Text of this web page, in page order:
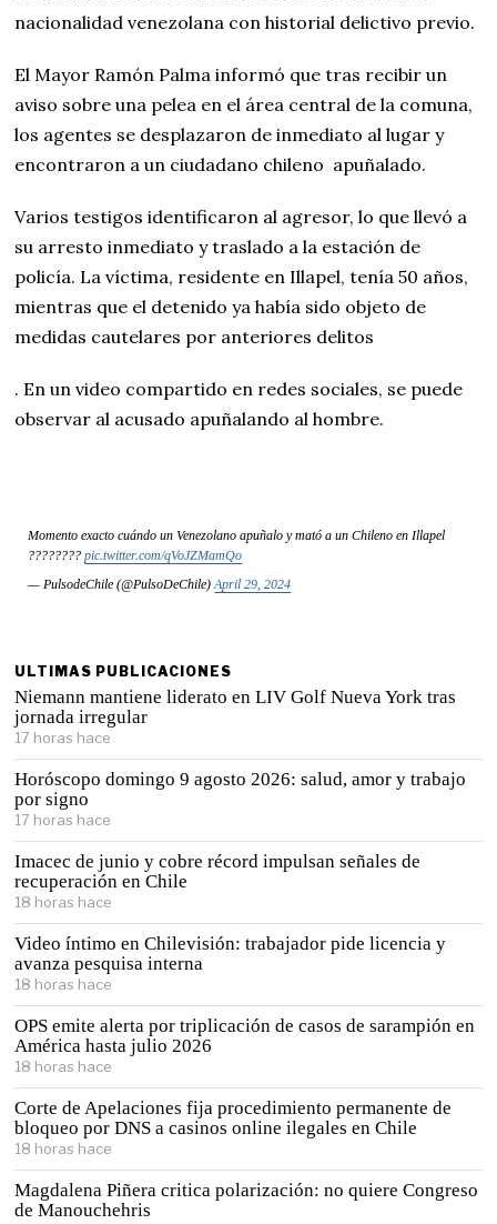
nacionalidad venezolana con historial delictivo previo.
El Mayor Ramón Palma informó que tras recibir un
aviso sobre una pelea en el área central de la comuna,
los agentes se desplazaron de inmediato al lugar y
encontraron a un ciudadano chileno apuñalado.
Varios testigos identificaron al agresor, lo que llevó a
su arresto inmediato y traslado a la estación de
policía. La víctima, residente en Illapel, tenía 50 años,
mientras que el detenido ya había sido objeto de
medidas cautelares por anteriores delitos
. En un video compartido en redes sociales, se puede
observar al acusado apuñalando al hombre.
Momento exacto cuándo un Venezolano apuñalo y mató a un Chileno en Illapel
????????pic.twitter.com/qVoJZMamQo
— PulsodeChile (@PulsoDeChile)April 29, 2024
ULTIMAS PUBLICACIONES
Niemann mantiene liderato en LIV Golf Nueva York tras
jornada irregular
17 horas hace
Horóscopo domingo 9 agosto 2026: salud, amor y trabajo
por signo
17 horas hace
Imacec de junio y cobre récord impulsan señales de
recuperación en Chile
18 horas hace
Video íntimo en Chilevisión: trabajador pide licencia y
avanza pesquisa interna
18 horas hace
OPS emite alerta por triplicación de casos de sarampión en
América hasta julio 2026
18 horas hace
Corte de Apelaciones fija procedimiento permanente de
bloqueo por DNS a casinos online ilegales en Chile
18 horas hace
Magdalena Piñera critica polarización: no quiere Congreso
de Manouchehris